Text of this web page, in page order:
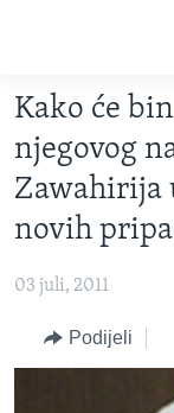
glavni
sadržaj
Pređi
na
glavnu
Idi
pretragu
VIDEO
FOTOGRAFIJE
SJEDINJENE
BOSNA I
NAUKA I
SPECIJALNI
Kako će
njegovog
Zawahirija
novih
03 juli, 2011
Podijeli